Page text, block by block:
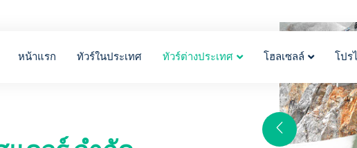
หน้าแรก ทัวร์ในประเทศ ทัวร์ต่างประเทศ โฮลเซลล์ โปร